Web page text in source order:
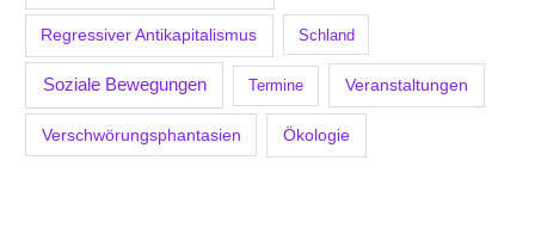
Regressiver Antikapitalismus Schland
Soziale Bewegungen Termine Veranstaltungen
Verschwörungsphantasien Ökologie